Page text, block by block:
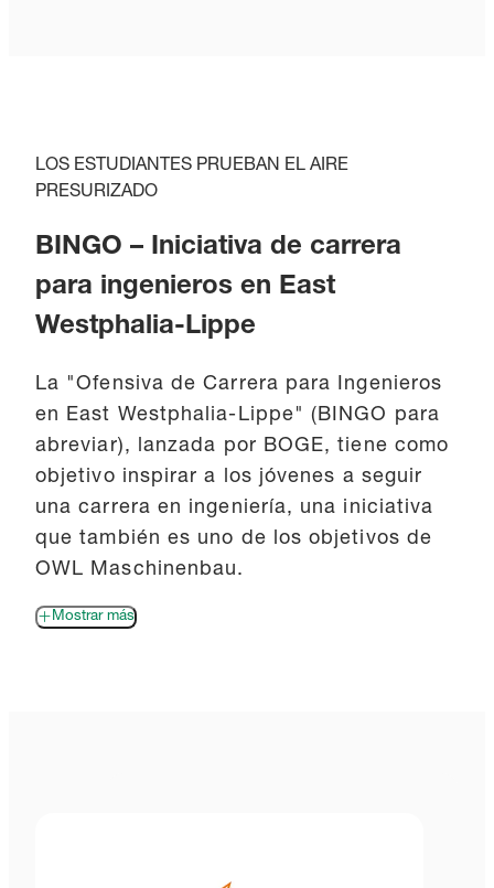
LOS ESTUDIANTES PRUEBAN EL AIRE
PRESURIZADO
BINGO – Iniciativa de carrera
para ingenieros en East
Westphalia-Lippe
La "Ofensiva de Carrera para Ingenieros
en East Westphalia-Lippe" (BINGO para
abreviar), lanzada por BOGE, tiene como
objetivo inspirar a los jóvenes a seguir
una carrera en ingeniería, una iniciativa
que también es uno de los objetivos de
OWL Maschinenbau.
Mostrar más